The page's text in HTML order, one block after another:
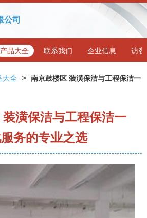
公司
产品大全 联系我们 企业信息 访客
大全 > 南京鼓楼区 装潢保洁与工程保洁一
潢保洁与工程保洁一
务的专业之选